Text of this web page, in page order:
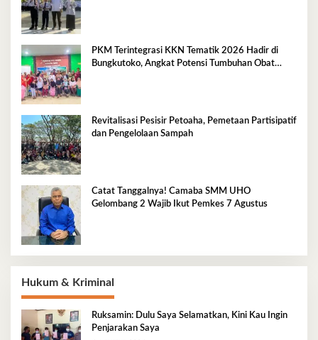
PKM Terintegrasi KKN Tematik 2026 Hadir di
Bungkutoko, Angkat Potensi Tumbuhan Obat
Revitalisasi Pesisir Petoaha, Pemetaan Partisipatif
dan Pengelolaan Sampah
Catat Tanggalnya! Camaba SMM UHO
Gelombang 2 Wajib Ikut Pemkes 7 Agustus
Hukum & Kriminal
Ruksamin: Dulu Saya Selamatkan, Kini Kau Ingin
Penjarakan Saya